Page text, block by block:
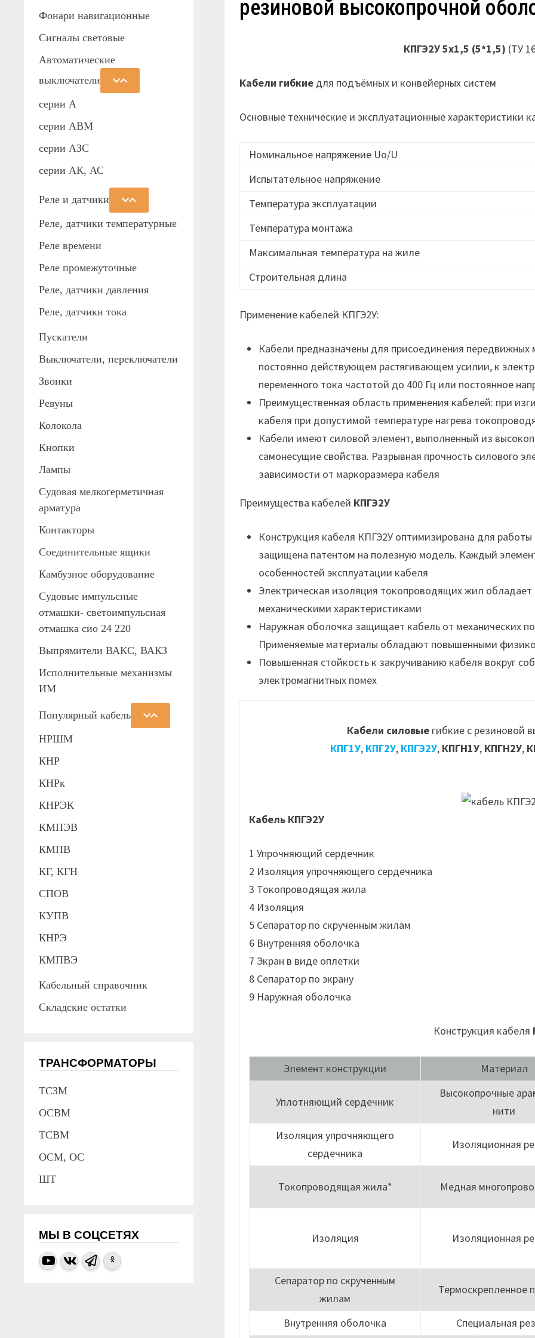
резиновой высокопрочной
КПГЭ2У 5х1,5 (5*1,5) (ТУ
Кабели гибкие для подъёмных и конвейерных систем
Основные технические и эксплуатационные характеристики
Номинальное напряжение Uo/U
Испытательное напряжение
Температура эксплуатации
Температура монтажа
Максимальная температура на жиле
Строительная длина
Применение кабелей КПГЭ2У:
Кабели предназначены для присоединения
постоянно действующем растягивающем усилии, к
переменного тока частотой до 400 Гц или постоянное
Преимущественная область применения кабелей: при
кабеля при допустимой температуре нагрева
Кабели имеют силовой элемент, выполненный из
самонесущие свойства. Разрывная прочность силового
зависимости от маркоразмера кабеля
Преимущества кабелей КПГЭ2У
Конструкция кабеля КПГЭ2У оптимизирована для
защищена патентом на полезную модель. Каждый
особенностей эксплуатации кабеля
Электрическая изоляция токопроводящих жил
механическими характеристиками
Наружная оболочка защищает кабель от механических
Применяемые материалы обладают повышенными
Повышенная стойкость к закручиванию кабеля вокруг
электромагнитных помех
Кабели силовые гибкие с резиновой
КПГ1У, КПГ2У, КПГЭ2У, КПГН1У, КПГН2У,
Кабель КПГЭ2У
1 Упрочняющий сердечник
2 Изоляция упрочняющего сердечника
3 Токопроводящая жила
4 Изоляция
5 Сепаратор по скрученным жилам
6 Внутренняя оболочка
7 Экран в виде оплетки
8 Сепаратор по экрану
9 Наружная оболочка
Конструкция кабеля
Элемент конструкции Материал
Уплотняющий сердечник
Высокопрочные
нити
Изоляция упрочняющего
сердечника
Изоляционная
Токопроводящая жила* Медная
Изоляция Изоляционная
Сепаратор по скрученным
жилам
Термоскрепленное
Внутренняя оболочка
Специальная
Фонари навигационные
Сигналы световые
Автоматические
выключатели
серии А
серии АВМ
cерии АЗС
серии АК, АС
Реле и датчики
Реле, датчики температурные
Реле времени
Реле промежуточные
Реле, датчики давления
Реле, датчики тока
Пускатели
Выключатели, переключатели
Звонки
Ревуны
Колокола
Кнопки
Лампы
Судовая мелкогерметичная
арматура
Контакторы
Соединительные ящики
Камбузное оборудование
Судовые импульсные
отмашки- светоимпульсная
отмашка сио 24 220
Выпрямители ВАКС, ВАКЗ
Исполнительные механизмы
ИМ
Популярный кабель
НРШМ
КНР
КНРк
КНРЭК
КМПЭВ
КМПВ
КГ, КГН
СПОВ
КУПВ
КНРЭ
КМПВЭ
Кабельный справочник
Складские остатки
ТРАНСФОРМАТОРЫ
ТСЗМ
ОСВМ
ТСВМ
ОСМ, ОС
ШТ
МЫ В СОЦСЕТЯХ